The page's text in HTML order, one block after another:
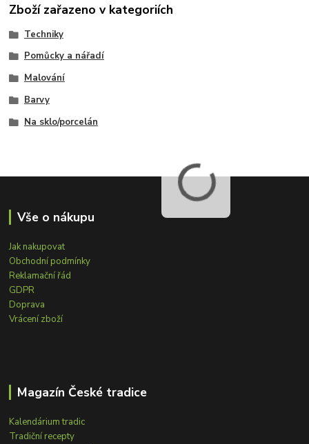
Zboží zařazeno v kategoriích
Techniky
Pomůcky a nářadí
Malování
Barvy
Na sklo/porcelán
Vše o nákupu
Jak nakupovat
Obchodní podmínky
Reklamační řád
GDPR
Doprava
Vrácení zboží
Magazín České tradice
Kalendárium tradic
Tradiční recepty